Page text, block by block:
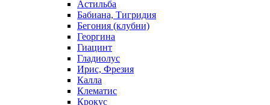
Астильба
Бабиана, Тигридия
Бегония (клубни)
Георгина
Гиацинт
Гладиолус
Ирис, Фрезия
Калла
Клематис
Крокус